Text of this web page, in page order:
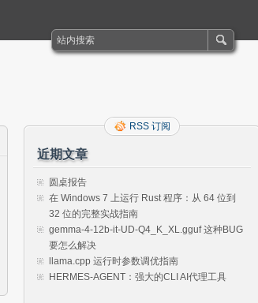
RSS 订阅
近期文章
圆桌报告
在 Windows 7 上运行 Rust 程序：从 64 位到
32 位的完整实战指南
gemma-4-12b-it-UD-Q4_K_XL.gguf 这种BUG
要怎么解决
llama.cpp 运行时参数调优指南
HERMES-AGENT：强大的CLI AI代理工具